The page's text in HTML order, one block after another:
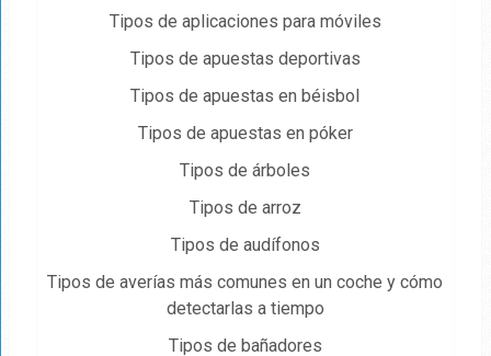
Tipos de aplicaciones para móviles
Tipos de apuestas deportivas
Tipos de apuestas en béisbol
Tipos de apuestas en póker
Tipos de árboles
Tipos de arroz
Tipos de audífonos
Tipos de averías más comunes en un coche y cómo
detectarlas a tiempo
Tipos de bañadores